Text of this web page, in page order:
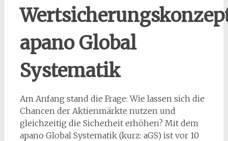
apano Global
Systematik
Am Anfang stand die Frage: Wie lassen sich die
Chancen der Aktienmärkte nutzen und
gleichzeitig die Sicherheit erhöhen? Mit dem
apano Global Systematik (kurz: aGS) ist vor 10